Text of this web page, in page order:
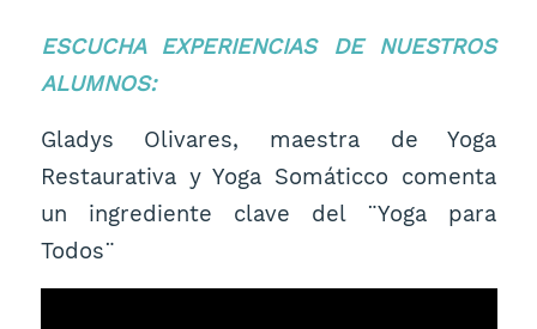
ESCUCHA EXPERIENCIAS DE NUESTROS
ALUMNOS:
Gladys Olivares, maestra de Yoga
Restaurativa y Yoga Somáticco comenta
un ingrediente clave del ¨Yoga para
Todos¨